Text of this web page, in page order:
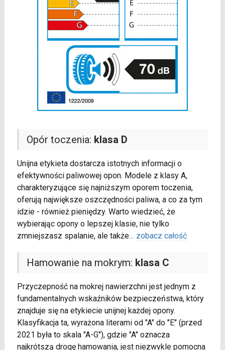
Opór toczenia: klasa D
Unijna etykieta dostarcza istotnych informacji o
efektywności paliwowej opon. Modele z klasy A,
charakteryzujące się najniższym oporem toczenia,
oferują największe oszczędności paliwa, a co za tym
idzie - również pieniędzy. Warto wiedzieć, że
wybierając opony o lepszej klasie, nie tylko
zmniejszasz spalanie, ale także... zobacz całość
Hamowanie na mokrym: klasa C
Przyczepność na mokrej nawierzchni jest jednym z
fundamentalnych wskaźników bezpieczeństwa, który
znajduje się na etykiecie unijnej każdej opony.
Klasyfikacja ta, wyrażona literami od "A" do "E" (przed
2021 była to skala "A-G"), gdzie "A" oznacza
najkrótszą drogę hamowania, jest niezwykle pomocna